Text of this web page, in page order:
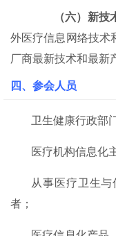
（六）新技术
外医疗信息网络技术
厂商最新技术和最新
四、参会人员
卫生健康行政部
医疗机构信息化
从事医疗卫生
者；